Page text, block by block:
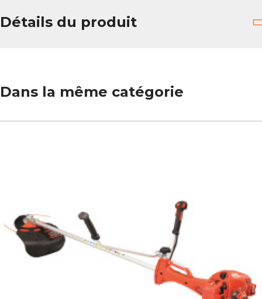
Détails du produit
Dans la même catégorie